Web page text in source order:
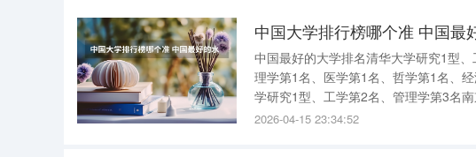
中国大学排行榜哪个准 中国最
中国最好的大学排名清华大学研究1型
理学第1名、医学第1名、哲学第1名、
学研究1型、工学第2名、管理学第3名
究1型、教育学第1名、文学第2名上海
2026-04-15 23:34:52